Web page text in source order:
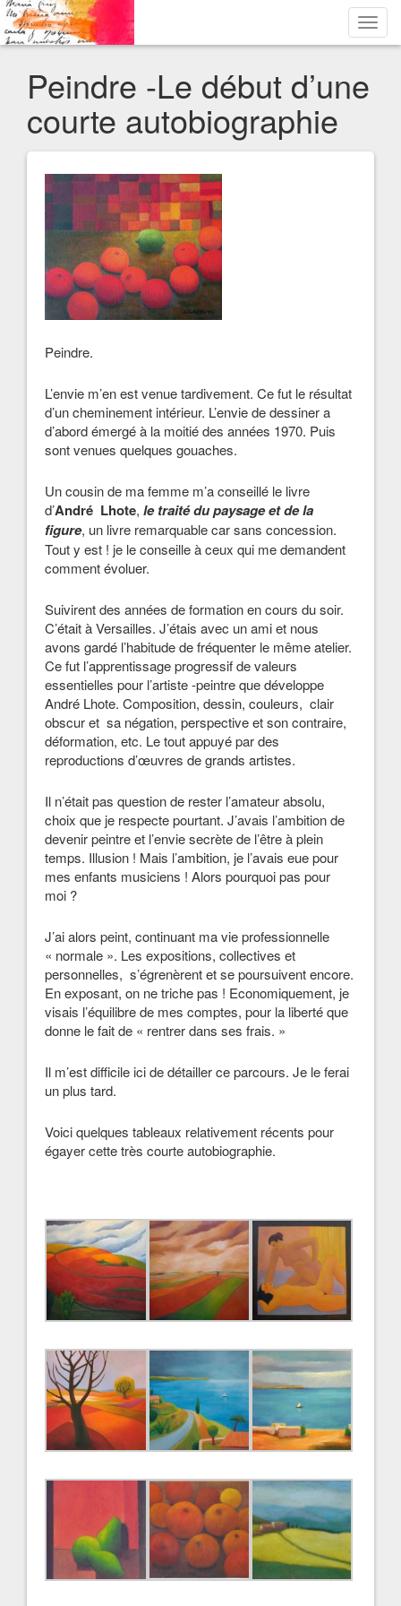
Peindre -Le début d’une
courte autobiographie
Peindre.
L’envie m’en est venue tardivement. Ce fut le résultat
d’un cheminement intérieur. L’envie de dessiner a
d’abord émergé à la moitié des années 1970. Puis
sont venues quelques gouaches.
Un cousin de ma femme m’a conseillé le livre
d’André Lhote, le traité du paysage et de la
figure, un livre remarquable car sans concession.
Tout y est ! je le conseille à ceux qui me demandent
comment évoluer.
Suivirent des années de formation en cours du soir.
C’était à Versailles. J’étais avec un ami et nous
avons gardé l’habitude de fréquenter le même atelier.
Ce fut l’apprentissage progressif de valeurs
essentielles pour l’artiste -peintre que développe
André Lhote. Composition, dessin, couleurs, clair
obscur et sa négation, perspective et son contraire,
déformation, etc. Le tout appuyé par des
reproductions d’œuvres de grands artistes.
Il n’était pas question de rester l’amateur absolu,
choix que je respecte pourtant. J’avais l’ambition de
devenir peintre et l’envie secrète de l’être à plein
temps. Illusion ! Mais l’ambition, je l’avais eue pour
mes enfants musiciens ! Alors pourquoi pas pour
moi ?
J’ai alors peint, continuant ma vie professionnelle
« normale ». Les expositions, collectives et
personnelles, s’égrenèrent et se poursuivent encore.
En exposant, on ne triche pas ! Economiquement, je
visais l’équilibre de mes comptes, pour la liberté que
donne le fait de « rentrer dans ses frais. »
Il m’est difficile ici de détailler ce parcours. Je le ferai
un plus tard.
Voici quelques tableaux relativement récents pour
égayer cette très courte autobiographie.